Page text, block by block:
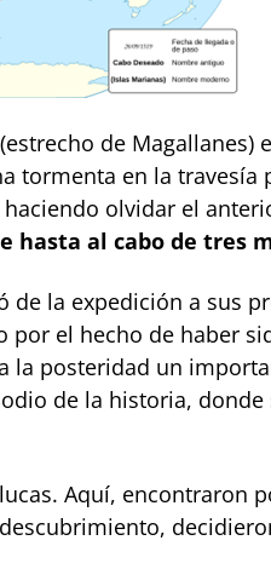
de Magallanes)
tormenta en la travesía
olvidar el
hasta al cabo de tres
de la expedición a sus
por el hecho de haber
la posteridad un
de la historia, donde
Aquí, encontraron